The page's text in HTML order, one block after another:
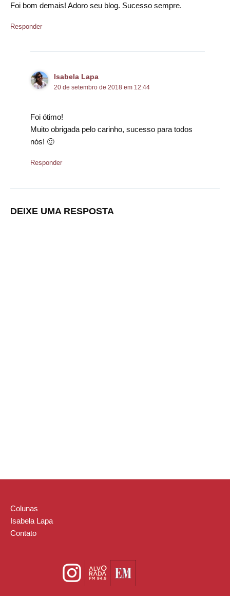
Foi bom demais! Adoro seu blog. Sucesso sempre.
Responder
Isabela Lapa
20 de setembro de 2018 em 12:44
Foi ótimo!
Muito obrigada pelo carinho, sucesso para todos
nós! 🙂
Responder
DEIXE UMA RESPOSTA
Colunas
Isabela Lapa
Contato